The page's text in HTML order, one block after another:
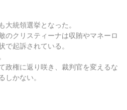
大統領選挙となった。
のクリスティーナは収賄やマネーロ
で起訴されている。
政権に返り咲き、裁判官を変えるな
しかない。